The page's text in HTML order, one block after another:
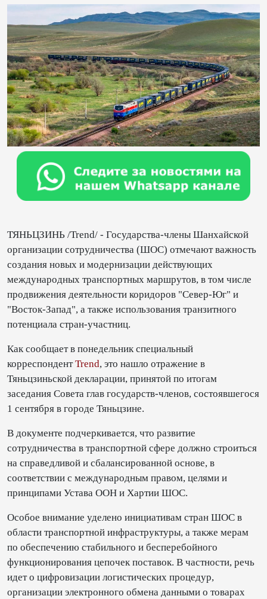
ТЯНЬЦЗИНЬ /Trend/ - Государства-члены Шанхайской
организации сотрудничества (ШОС) отмечают важность
создания новых и модернизации действующих
международных транспортных маршрутов, в том числе
продвижения деятельности коридоров "Север-Юг" и
"Восток-Запад", а также использования транзитного
потенциала стран-участниц.
Как сообщает в понедельник специальный
корреспондентTrend, это нашло отражение в
Тяньцзиньской декларации, принятой по итогам
заседания Совета глав государств-членов, состоявшегося
1 сентября в городе Тяньцзине.
В документе подчеркивается, что развитие
сотрудничества в транспортной сфере должно строиться
на справедливой и сбалансированной основе, в
соответствии с международным правом, целями и
принципами Устава ООН и Хартии ШОС.
Особое внимание уделено инициативам стран ШОС в
области транспортной инфраструктуры, а также мерам
по обеспечению стабильного и бесперебойного
функционирования цепочек поставок. В частности, речь
идет о цифровизации логистических процедур,
организации электронного обмена данными о товарах